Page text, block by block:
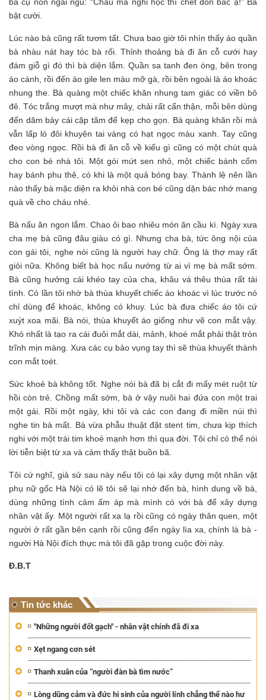
bà cụ non ngái ngủ: “Cháu mà nghỉ học thì chết đòn bác ạ!” Bà
bật cười.
Lúc nào bà cũng rất tươm tất. Chưa bao giờ tôi nhìn thấy áo quần
bà nhàu nát hay tóc bà rối. Thỉnh thoảng bà đi ăn cỗ cưới hay
đám giỗ gì đó thì bà diện lắm. Quần sa tanh đen óng, bên trong
áo cánh, rồi đến áo gile len màu mỡ gà, rồi bên ngoài là áo khoác
nhung the. Bà quàng một chiếc khăn nhung tam giác có viền bô
đê. Tóc trắng mượt mà như mây, chải rất cẩn thận, mỗi bên dùng
đến dăm bảy cái cặp tăm để kẹp cho gọn. Bà quàng khăn rồi mà
vẫn lấp ló đôi khuyên tai vàng có hạt ngọc màu xanh. Tay cũng
đeo vòng ngọc. Rồi bà đi ăn cỗ về kiểu gì cũng có một chút quà
cho con bé nhà tôi. Một gói mứt sen nhỏ, một chiếc bánh cốm
hay bánh phu thê, có khi là một quả bóng bay. Thành lệ nên lần
nào thấy bà mặc diện ra khỏi nhà con bé cũng dặn bác nhớ mang
quà về cho cháu nhé.
Bà nấu ăn ngon lắm. Chao ôi bao nhiêu món ăn cầu kì. Ngày xưa
cha mẹ bà cũng đâu giàu có gì. Nhưng cha bà, tức ông nội của
con gái tôi, nghe nói cũng là người hay chữ. Ông là thợ may rất
giỏi nữa. Không biết bà học nấu nướng từ ai vì mẹ bà mất sớm.
Bà cũng hưởng cái khéo tay của cha, khâu vá thêu thùa rất tài
tình. Có lần tôi nhờ bà thùa khuyết chiếc áo khoác vì lúc trước nó
chỉ dùng để khoác, không có khuy. Lúc bà đưa chiếc áo tôi cứ
xuýt xoa mãi. Bà nói, thùa khuyết áo giống như vẽ con mắt vậy.
Khó nhất là tạo ra cái đuôi mắt dài, mảnh, khoé mắt phải thật tròn
trĩnh mịn màng. Xưa các cụ bảo vụng tay thì sẽ thùa khuyết thành
con mắt toét.
Sức khoẻ bà không tốt. Nghe nói bà đã bị cắt đi mấy mét ruột từ
hồi còn trẻ. Chồng mất sớm, bà ở vậy nuôi hai đứa con một trai
một gái. Rồi một ngày, khi tôi và các con đang đi miền núi thì
nghe tin bà mất. Bà vừa phẫu thuật đặt stent tim, chưa kịp thích
nghi với một trái tim khoẻ mạnh hơn thì qua đời. Tôi chỉ có thể nói
lời tiễn biệt từ xa và cảm thấy thật buồn bã.
Tôi cứ nghĩ, giả sử sau này nếu tôi có lại xây dựng một nhân vật
phụ nữ gốc Hà Nội có lẽ tôi sẽ lại nhớ đến bà, hình dung về bà,
dùng những tình cảm ấm áp mà mình có với bà để xây dựng
nhân vật ấy. Một người rất xa lạ rồi cũng có ngày thân quen, một
người ở rất gần bên cạnh rồi cũng đến ngày lìa xa, chính là bà -
người Hà Nội đích thực mà tôi đã gặp trong cuộc đời này.
Đ.B.T
Tin tức khác
"Những người đốt gạch" - nhân vật chính đã đi xa
Xẹt ngang cơn sét
Thanh xuân của “người đàn bà tìm nước”
Lòng dũng cảm và đức hi sinh của người lính chẳng thể nào hư